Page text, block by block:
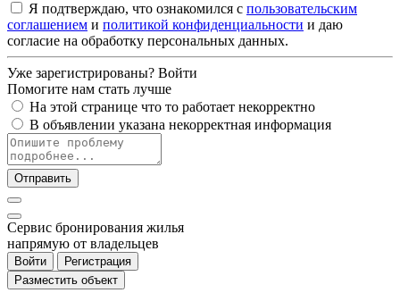
Я подтверждаю, что ознакомился с пользовательским
соглашением и политикой конфиденциальности и даю
согласие на обработку персональных данных.
Уже зарегистрированы? Войти
Помогите нам стать лучше
На этой странице что то работает некорректно
В объявлении указана некорректная информация
Отправить
Cервис бронирования жилья
напрямую от владельцев
Войти
Регистрация
Разместить объект